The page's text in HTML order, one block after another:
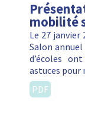
mobilité
Le 27 janvier
Salon
d’écoles
astuces
PDF